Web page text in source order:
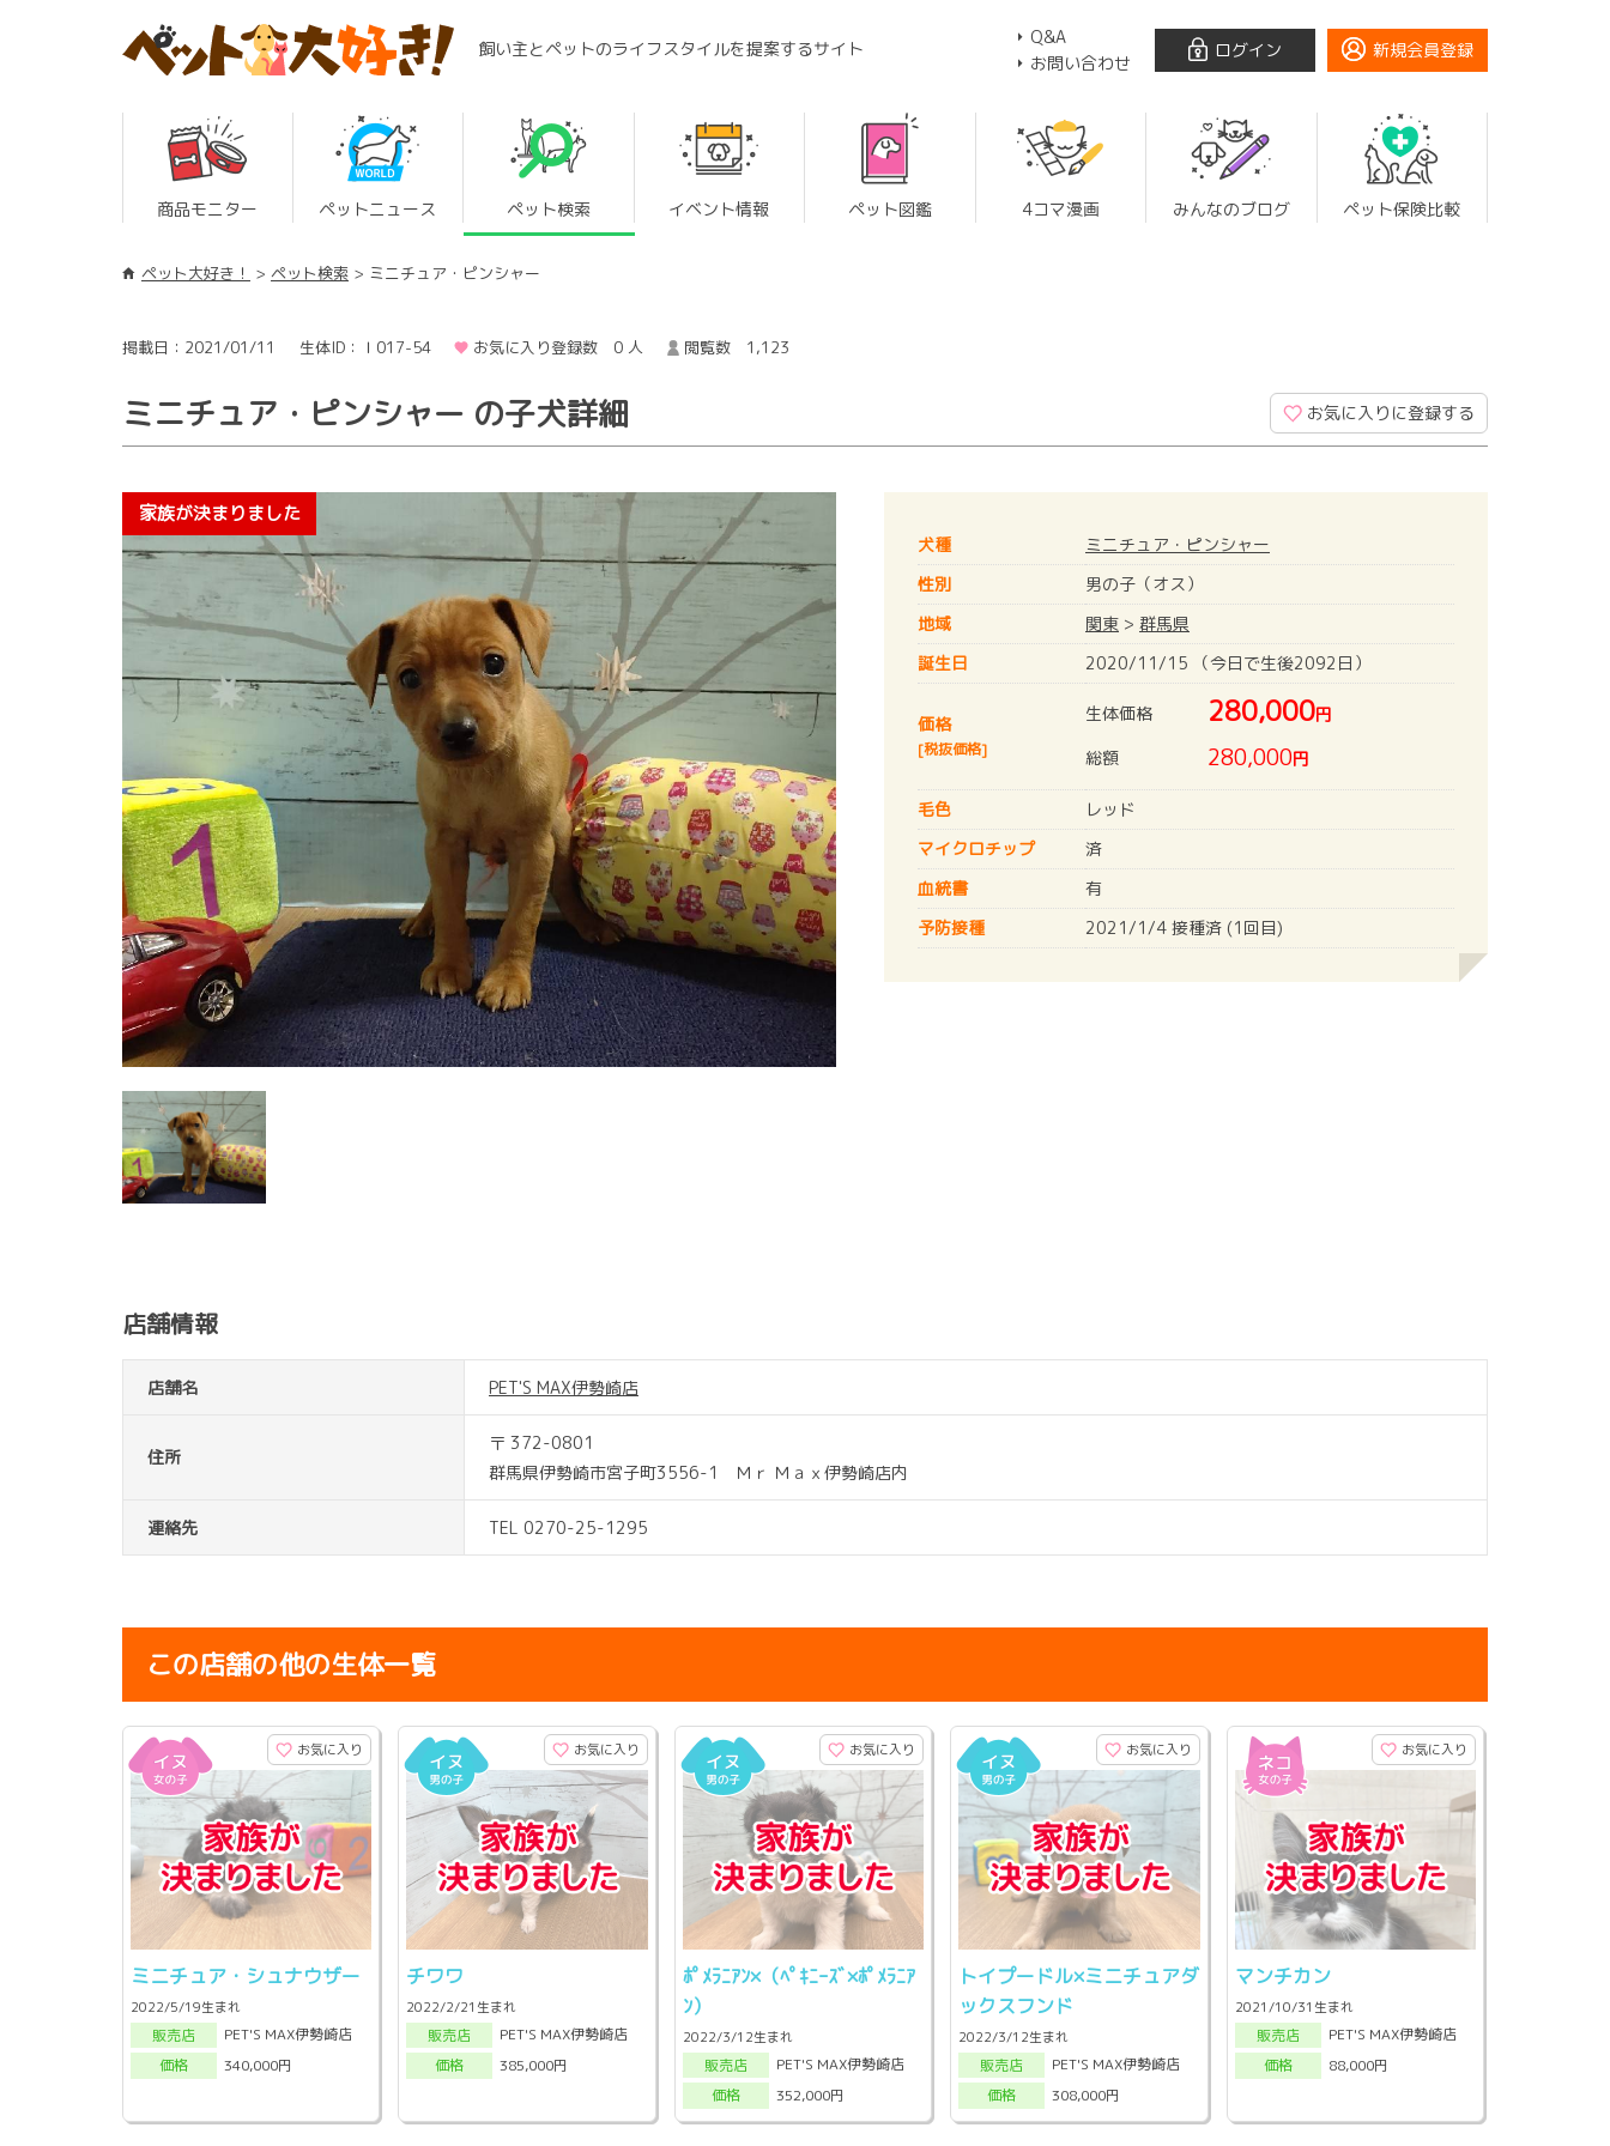
飼い主とペットのライフスタイルを提案するサイト
Q&A
お問い合わせ
ログイン 新規会員登録
商品モニター ペットニュース ペット検索 イベント情報 ペット図鑑 4コマ漫画 みんなのブログ ペット保険比較
ペット大好き！ ペット検索 ミニチュア・ピンシャー
掲載日：2021/01/11 生体ID：Ｉ017-54 お気に入り登録数 0 人 閲覧数 1,123
ミニチュア・ピンシャー の子犬詳細 お気に入りに登録する
犬種
ミニチュア・ピンシャー
性別
男の子（オス）
地域
関東 > 群馬県
誕生日
2020/11/15 （今日で生後2092日）
価格
[税抜価格]
生体価格 280,000円
総額
280,000円
毛色
レッド
マイクロチップ
済
血統書
有
予防接種
2021/1/4 接種済 (1回目)
店舗情報
店舗名 PET'S MAX伊勢崎店
住所
〒 372-0801
群馬県伊勢崎市宮子町3556-1 Ｍｒ Ｍａｘ伊勢崎店内
連絡先 TEL 0270-25-1295
この店舗の他の生体一覧
お気に入り
ミニチュア・シュナウザー
2022/5/19生まれ
販売店
PET'S MAX伊勢崎店
価格
340,000円
お気に入り
チワワ
2022/2/21生まれ
販売店
PET'S MAX伊勢崎店
価格
385,000円
お気に入り
ﾎﾟﾒﾗﾆｱﾝ×（ﾍﾟｷﾆｰｽﾞ×ﾎﾟﾒﾗﾆｱ
ﾝ）
2022/3/12生まれ
販売店
PET'S MAX伊勢崎店
価格
352,000円
お気に入り
トイプードル×ミニチュアダ
ックスフンド
2022/3/12生まれ
販売店
PET'S MAX伊勢崎店
価格
308,000円
お気に入り
マンチカン
2021/10/31生まれ
販売店
PET'S MAX伊勢崎店
価格
88,000円